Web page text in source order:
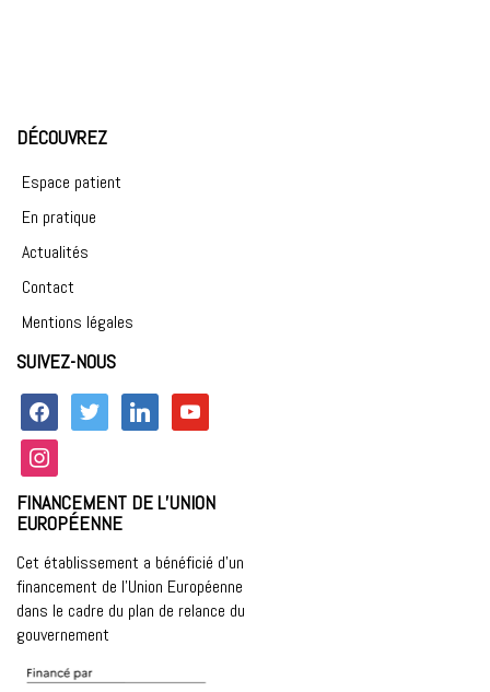
DÉCOUVREZ
Espace patient
En pratique
Actualités
Contact
Mentions légales
SUIVEZ-NOUS
facebook twitter linkedin
youtube
instagram
FINANCEMENT DE L’UNION
EUROPÉENNE
Cet établissement a bénéficié d’un
financement de l’Union Européenne
dans le cadre du plan de relance du
gouvernement